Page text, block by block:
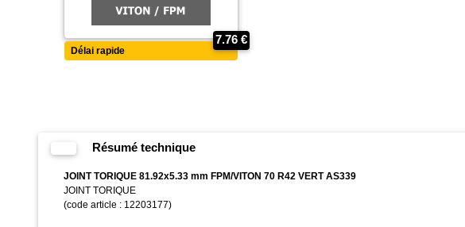
Délai rapide
7.76 €
Résumé technique
JOINT TORIQUE 81.92x5.33 mm FPM/VITON 70 R42 VERT AS339
JOINT TORIQUE
(code article : 12203177)